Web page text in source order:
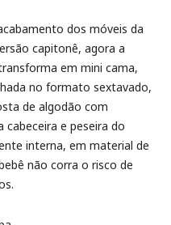
dos móveis da
capitonê, agora a
em mini cama,
no formato sextavado,
de algodão com
e peseira do
interna, em material de
não corra o risco de